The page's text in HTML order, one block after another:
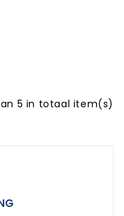
5 in totaal item(s)